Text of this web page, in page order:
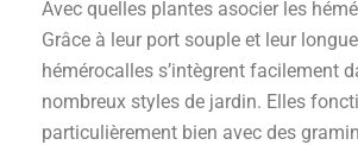
Avec quelles plantes asocier les
Grâce à leur port souple et leur
hémérocalles s’intègrent facilement
nombreux styles de jardin. Elles
particulièrement bien avec des